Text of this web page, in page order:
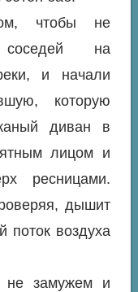
чтобы не
соседей на
и начали
которую
диван в
лицом и
ресницами.
дышит
воздуха
не замужем и